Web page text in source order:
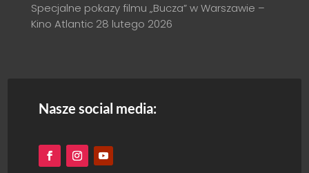
Specjalne pokazy filmu „Bucza” w Warszawie –
Kino Atlantic 28 lutego 2026
Nasze social media: